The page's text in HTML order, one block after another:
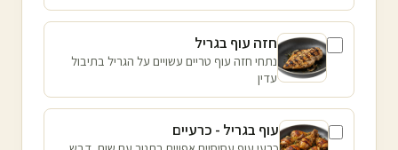
חזה עוף בגריל
נתחי חזה עוף טריים עשויים על הגריל בתיבול
עדין
עוף בגריל - כרעיים